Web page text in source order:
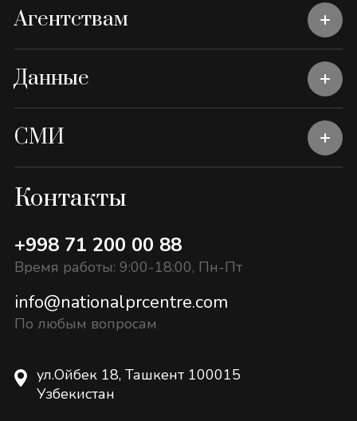
Агентствам
Данные
СМИ
Контакты
+998 71 200 00 88
Время работы: 9:00-18:00, Пн-Пт
info@nationalprcentre.com
По любым вопросам
ул.Ойбек 18, Ташкент 100015
Узбекистан